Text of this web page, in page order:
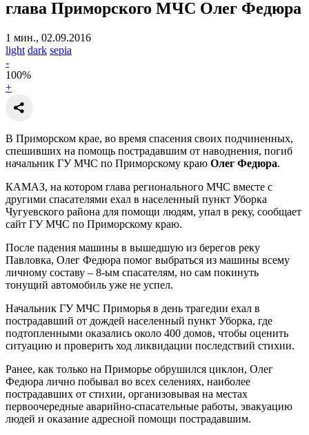
глава Приморского МЧС Олег Федюра
1 мин., 02.09.2016
light dark sepia
-
100%
+
В Приморском крае, во время спасения своих подчиненных,
спешивших на помощь пострадавшим от наводнения, погиб
начальник ГУ МЧС по Приморскому краю Олег Федюра.
КАМАЗ, на котором глава регионального МЧС вместе с
другими спасателями ехал в населенный пункт Уборка
Чугуевского района для помощи людям, упал в реку, сообщает
сайт ГУ МЧС по Приморскому краю.
После падения машины в вышедшую из берегов реку
Павловка, Олег Федюра помог выбраться из машины всему
личному составу – 8-ым спасателям, но сам покинуть
тонущий автомобиль уже не успел.
Начальник ГУ МЧС Приморья в день трагедии ехал в
пострадавший от дождей населенный пункт Уборка, где
подтопленными оказались около 400 домов, чтобы оценить
ситуацию и проверить ход ликвидации последствий стихии.
Ранее, как только на Приморье обрушился циклон, Олег
Федюра лично побывал во всех селениях, наиболее
пострадавших от стихии, организовывая на местах
первоочередные аварийно-спасательные работы, эвакуацию
людей и оказание адресной помощи пострадавшим.